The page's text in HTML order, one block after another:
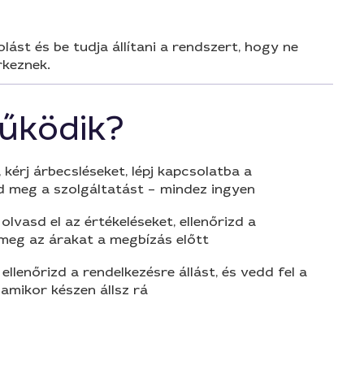
és be tudja állítani a rendszert, hogy ne
árbecsléseket, lépj kapcsolatba a
meg a szolgáltatást – mindez ingyen
el az értékeléseket, ellenőrizd a
az árakat a megbízás előtt
a rendelkezésre állást, és vedd fel a
készen állsz rá